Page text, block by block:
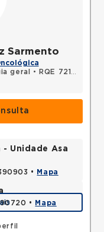
Sarmento
geral •
RQE 7211 - Cancerologia/cancerologia cirúrgica
Unidade Asa
• Mapa
• Mapa